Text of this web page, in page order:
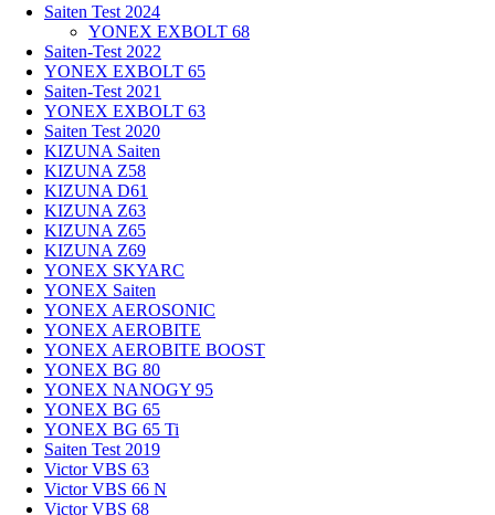
Saiten Test 2024
YONEX EXBOLT 68
Saiten-Test 2022
YONEX EXBOLT 65
Saiten-Test 2021
YONEX EXBOLT 63
Saiten Test 2020
KIZUNA Saiten
KIZUNA Z58
KIZUNA D61
KIZUNA Z63
KIZUNA Z65
KIZUNA Z69
YONEX SKYARC
YONEX Saiten
YONEX AEROSONIC
YONEX AEROBITE
YONEX AEROBITE BOOST
YONEX BG 80
YONEX NANOGY 95
YONEX BG 65
YONEX BG 65 Ti
Saiten Test 2019
Victor VBS 63
Victor VBS 66 N
Victor VBS 68